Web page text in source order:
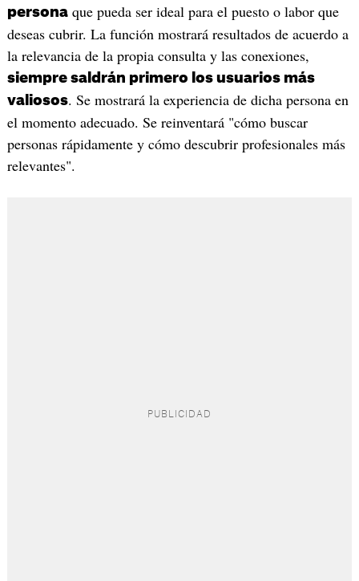
personaque pueda ser ideal para el puesto o labor que
deseas cubrir. La función mostrará resultados de acuerdo a
la relevancia de la propia consulta y las conexiones,
siempre saldrán primero los usuarios más
valiosos. Se mostrará la experiencia de dicha persona en
el momento adecuado. Se reinventará "cómo buscar
personas rápidamente y cómo descubrir profesionales más
relevantes".